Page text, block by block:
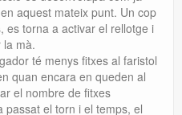
aquest mateix punt. Un cop
es torna a activar el rellotge i
la mà.
té menys fitxes al faristol
quan encara en queden al
el nombre de fitxes
passat el torn i el temps, el